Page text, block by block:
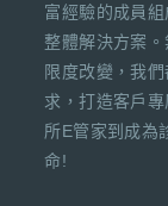
富經驗的成員
整體解決方案
限度改變，我
求，打造客戶
所E管家到成為
命!